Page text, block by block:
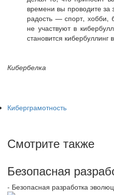
времени вы проводите за
радость — спорт, хобби,
не участвуют в
становится кибербуллинг
Кибербелка
Киберграмотность
Смотрите также
Безопасная
- Безопасная разработка